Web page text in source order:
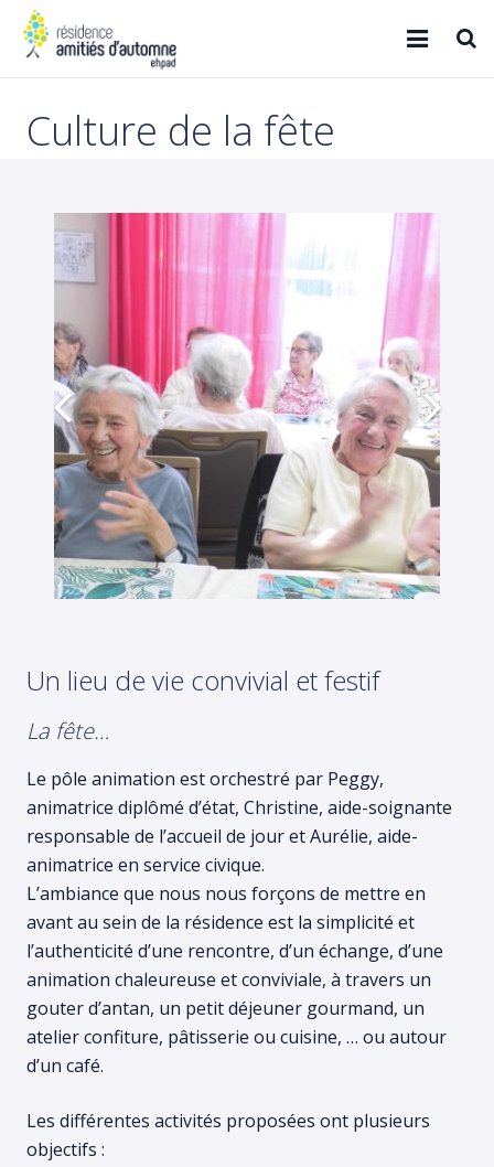
Projet santé
Culture de la fête
Un lieu de vie convivial et festif
La fête…
Le pôle animation est orchestré par Peggy,
animatrice diplômé d’état, Christine, aide-soignante
responsable de l’accueil de jour et Aurélie, aide-
animatrice en service civique.
L’ambiance que nous nous forçons de mettre en
avant au sein de la résidence est la simplicité et
l’authenticité d’une rencontre, d’un échange, d’une
animation chaleureuse et conviviale, à travers un
gouter d’antan, un petit déjeuner gourmand, un
atelier confiture, pâtisserie ou cuisine, … ou autour
d’un café.
Les différentes activités proposées ont plusieurs
objectifs :